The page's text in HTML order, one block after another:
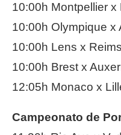
10:00h Montpellier x
10:00h Olympique x
10:00h Lens x Reims
10:00h Brest x
12:05h Monaco x
Campeonato de